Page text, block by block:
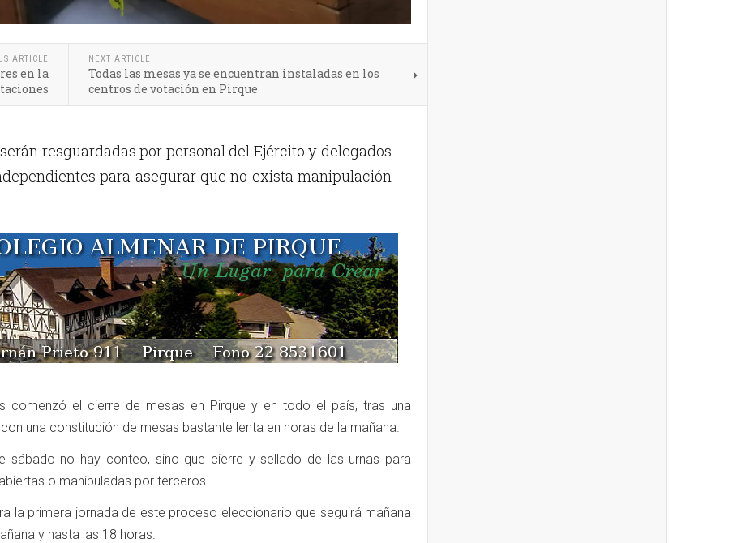
ARTICLE
en la
NEXT ARTICLE
Todas las mesas ya se encuentran instaladas en los
centros de votación en Pirque
resguardadas por personal del Ejército y delegados
para asegurar que no exista manipulación
comenzó el cierre de mesas en Pirque y en todo el país, tras una
una constitución de mesas bastante lenta en horas de la mañana.
sábado no hay conteo, sino que cierre y sellado de las urnas para
o manipuladas por terceros.
la primera jornada de este proceso eleccionario que seguirá mañana
y hasta las 18 horas.